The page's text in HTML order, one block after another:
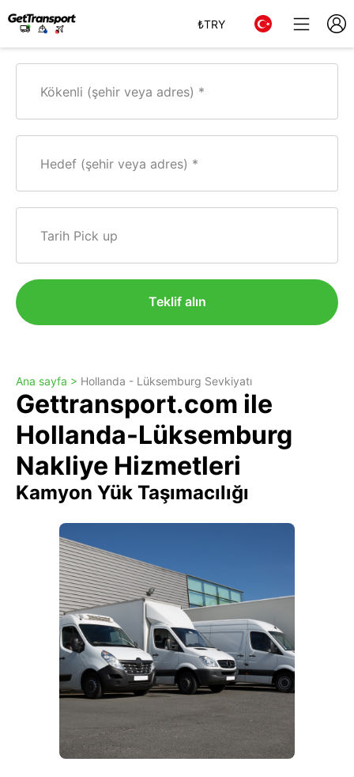
₺TRY
Kökenli (şehir veya adres)
Hedef (şehir veya adres)
Tarih Pick up
Teklif alın
Ana sayfa > Hollanda - Lüksemburg Sevkiyatı
Gettransport.com ile
Hollanda-Lüksemburg
Nakliye Hizmetleri
Kamyon Yük Taşımacılığı